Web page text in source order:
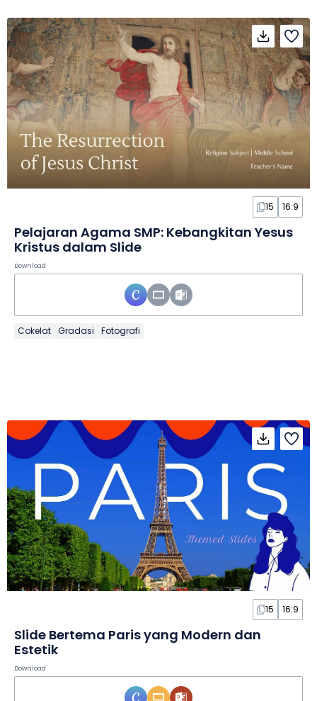
15 16:9
Pelajaran Agama SMP: Kebangkitan Yesus
Kristus dalam Slide
Download
Cokelat Gradasi Fotografi
15 16:9
Slide Bertema Paris yang Modern dan
Estetik
Download